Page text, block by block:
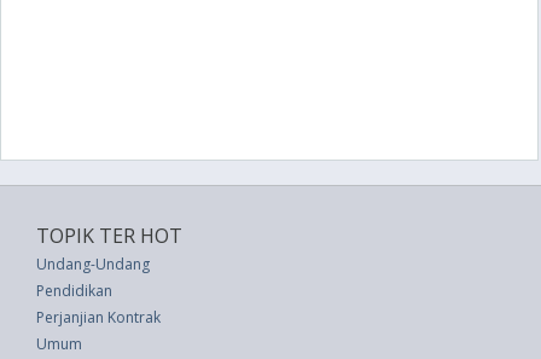
TOPIK TER HOT
Undang-Undang
Pendidikan
Perjanjian Kontrak
Umum